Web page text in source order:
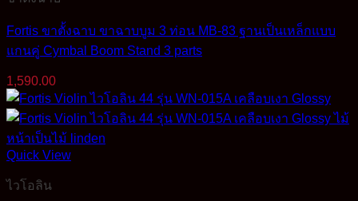
Fortis ขาตั้งฉาบ ขาฉาบบูม 3 ท่อน MB-83 ฐานเป็นเหล็กแบบ
แกนคู่ Cymbal Boom Stand 3 parts
1,590.00
Quick View
ไวโอลิน